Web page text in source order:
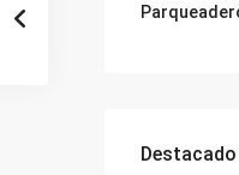
Destacado